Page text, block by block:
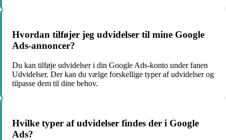
Hvordan tilføjer jeg udvidelser til mine Google
Ads-annoncer?
Du kan tilføje udvidelser i din Google Ads-konto under fanen
Udvidelser. Der kan du vælge forskellige typer af udvidelser og
tilpasse dem til dine behov.
Hvilke typer af udvidelser findes der i Google
Ads?